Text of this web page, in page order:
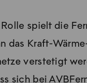
spielt die
das Kraft-
verstetigt
sich bei